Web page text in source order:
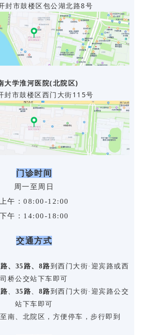
封市鼓楼区包公湖北路8号
大学淮河医院(北院区)
封市鼓楼区西门大街115号
门诊时间
周一至周日
上午：08:00-12:00
下午：14:00-18:00
交通方式
、35路、8路到西门大街·迎宾路或西
司桥公交站下车即可
35路 8路到西门大街·迎宾路公交
站下车即可
南、北院区，方便停车，步行即到